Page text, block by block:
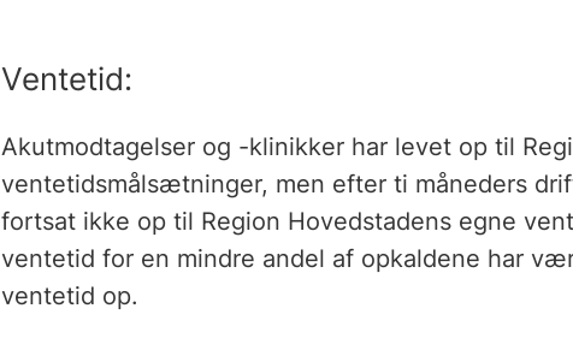
Ventetid:
Akutmodtagelser og -klinikker har levet op til
ventetidsmålsætninger, men efter ti måneders
fortsat ikke op til Region Hovedstadens egne
ventetid for en mindre andel af opkaldene har
ventetid op.